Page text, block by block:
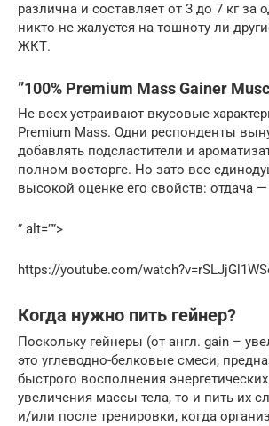
различна и составляет от 3 до 7 кг за
никто не жалуется на тошноту ли
ЖКТ.
”100% Premium Mass Gainer
Не всех устраивают вкусовые
Premium Mass. Одни респонденты
добавлять подсластители и
полном восторге. Но зато все
высокой оценке его свойств: отдача —
” alt=””>
https://youtube.com/
Когда нужно пить гейнер?
Поскольку гейнеры (от англ. gain –
это углеводно-белковые смеси,
быстрого восполнения
увеличения массы тела, то и пить их
и/или после тренировки, когда